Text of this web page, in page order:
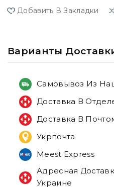
Добавить В Закладки
Варианты
Самовывоз Из
Доставка В
Доставка В
Укрпочта
Meest Express
Адресная
Украине